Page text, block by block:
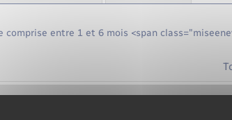
comprise entre 1 et 6 mois <span
aménagée par la juridiction qui l'a